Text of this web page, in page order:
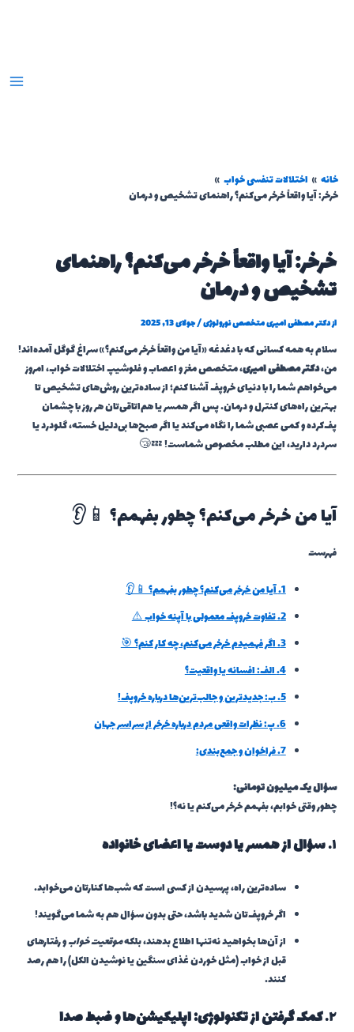
خانه
اختلالات تنفسی خواب
خرخر: آیا واقعاً خرخر می‌کنم؟ راهنمای تشخیص و درمان
خرخر: آیا واقعاً خرخر می‌کنم؟ راهنمای
تشخیص و درمان
ازدکتر مصطفی امیری متخصص نورولوژی/جولای 13, 2025
سلام به همه کسانی که با دغدغه «آیا من واقعاً خرخر می‌کنم؟» سراغ گوگل آمده‌اند!
من،دکتر مصطفی امیری، متخصص مغز و اعصاب و فلوشیپ اختلالات خواب، امروز
می‌خواهم شما را با دنیای خروپف آشنا کنم؛ از ساده‌ترین روش‌های تشخیص تا
بهترین راه‌های کنترل و درمان. پس اگر همسر یا هم‌اتاقی‌تان هر روز با چشمان
پف‌کرده و کمی عصبی شما را نگاه می‌کند یا اگر صبح‌ها بی‌دلیل خسته، گلودرد یا
سردرد دارید، این مطلب مخصوص شماست! 💤😴
آیا من خرخر می‌کنم؟ چطور بفهمم؟ 📱👂
فهرست
1.آیا من خرخر می‌کنم؟ چطور بفهمم؟ 📱👂
2.تفاوت خروپف معمولی با آپنه خواب ⚠️
3.اگر فهمیدم خرخر می‌کنم، چه کار کنم؟ 🎯
4.الف: افسانه یا واقعیت؟
5.ب: جدیدترین و جالب‌ترین‌ها درباره خروپف!
6.پ: نظرات واقعی مردم درباره خرخر از سراسر جهان
7.فراخوان و جمع‌بندی:
سؤال یک میلیون تومانی:
چطور وقتی خوابم، بفهمم خرخر می‌کنم یا نه؟!
۱. سؤال از همسر یا دوست یا اعضای خانواده
ساده‌ترین راه، پرسیدن از کسی است که شب‌ها کنارتان می‌خوابد.
اگر خروپف‌تان شدید باشد، حتی بدون سؤال هم به شما می‌گویند!
از آن‌ها بخواهید نه‌تنها اطلاع بدهند، بلکهموقعیت خوابو رفتارهای
قبل از خواب (مثل خوردن غذای سنگین یا نوشیدن الکل) را هم رصد
کنند.
۲. کمک گرفتن از تکنولوژی: اپلیکیشن‌ها و ضبط صدا